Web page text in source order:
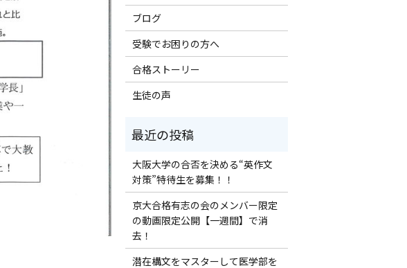
ブログ
受験でお困りの方へ
合格ストーリー
生徒の声
大阪大学の合否を決める“英作文
対策”特待生を募集！！
京大合格有志の会のメンバー限定
の動画限定公開【一週間】で消
去！
潜在構文をマスターして医学部を